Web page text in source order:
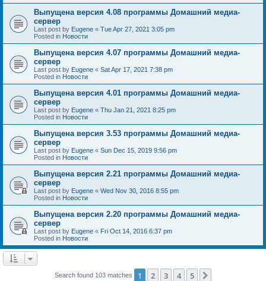
Выпущена версия 4.08 программы Домашний медиа-
сервер
Last post by Eugene « Tue Apr 27, 2021 3:05 pm
Posted in Новости
Выпущена версия 4.07 программы Домашний медиа-
сервер
Last post by Eugene « Sat Apr 17, 2021 7:38 pm
Posted in Новости
Выпущена версия 4.01 программы Домашний медиа-
сервер
Last post by Eugene « Thu Jan 21, 2021 8:25 pm
Posted in Новости
Выпущена версия 3.53 программы Домашний медиа-
сервер
Last post by Eugene « Sun Dec 15, 2019 9:56 pm
Posted in Новости
Выпущена версия 2.21 программы Домашний медиа-
сервер
Last post by Eugene « Wed Nov 30, 2016 8:55 pm
Posted in Новости
Выпущена версия 2.20 программы Домашний медиа-
сервер
Last post by Eugene « Fri Oct 14, 2016 6:37 pm
Posted in Новости
Search found 103 matches 1 2 3 4 5